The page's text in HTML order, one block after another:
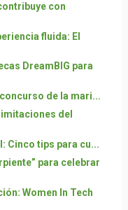
con
fluida: El
DreamBIG para
de la mari...
del
Cinco tips para cu...
para celebrar
Women In Tech